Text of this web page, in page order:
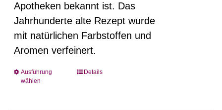
Apotheken bekannt ist. Das
Jahrhunderte alte Rezept wurde
mit natürlichen Farbstoffen und
Aromen verfeinert.
Ausführung
wählen
Dieses
Details